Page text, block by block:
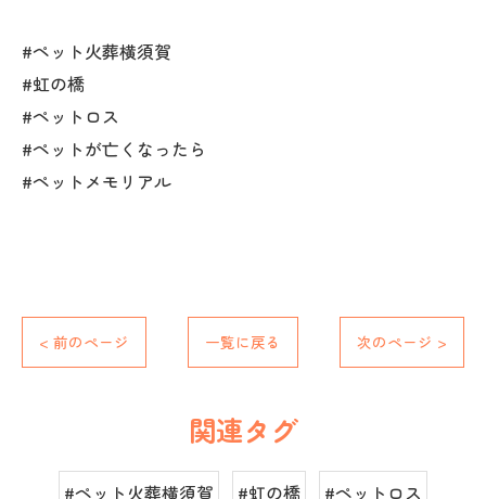
#ペット火葬横須賀
#虹の橋
#ペットロス
#ペットが亡くなったら
#ペットメモリアル
< 前のページ 一覧に戻る 次のページ >
関連タグ
#ペット火葬横須賀 #虹の橋 #ペットロス